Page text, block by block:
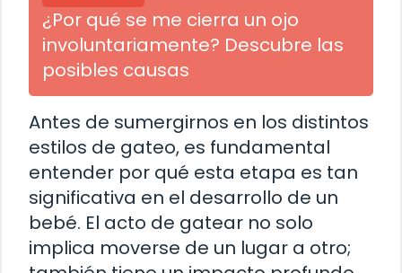
¿Por qué se me cierra un ojo
involuntariamente? Descubre las
posibles causas
Antes de sumergirnos en los distintos
estilos de gateo, es fundamental
entender por qué esta etapa es tan
significativa en el desarrollo de un
bebé. El acto de gatear no solo
implica moverse de un lugar a otro;